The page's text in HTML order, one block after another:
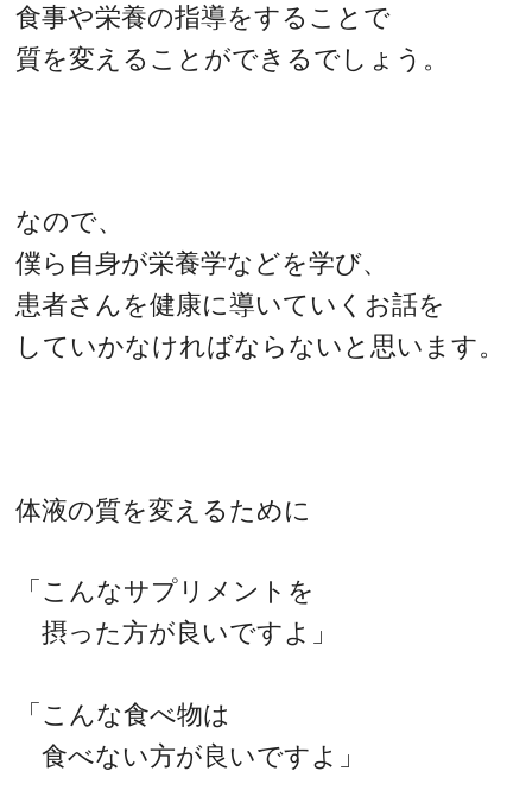
食事や栄養の指導をすることで
質を変えることができるでしょう。
なので、
僕ら自身が栄養学などを学び、
患者さんを健康に導いていくお話を
していかなければならないと思います。
体液の質を変えるために
「こんなサプリメントを
摂った方が良いですよ」
「こんな食べ物は
食べない方が良いですよ」